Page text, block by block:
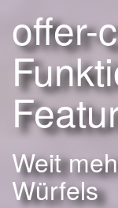
offer-
Weit
Würfels